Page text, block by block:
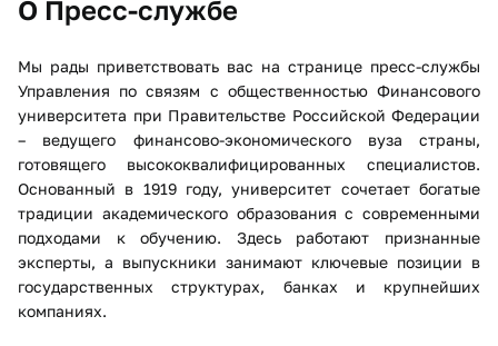
О Пресс-службе
Мы рады приветствовать вас на странице пресс-службы
Управления по связям с общественностью Финансового
университета при Правительстве Российской Федерации
– ведущего финансово-экономического вуза страны,
готовящего высококвалифицированных специалистов.
Основанный в 1919 году, университет сочетает богатые
традиции академического образования с современными
подходами к обучению. Здесь работают признанные
эксперты, а выпускники занимают ключевые позиции в
государственных структурах, банках и крупнейших
компаниях.